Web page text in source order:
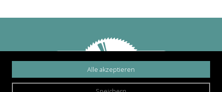
Alle akzeptieren